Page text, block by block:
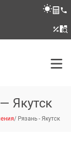
Якутск
/ Рязань - Якутск